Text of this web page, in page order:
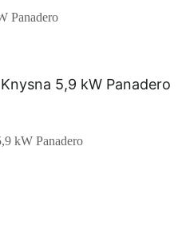
Panadero
kW Panadero